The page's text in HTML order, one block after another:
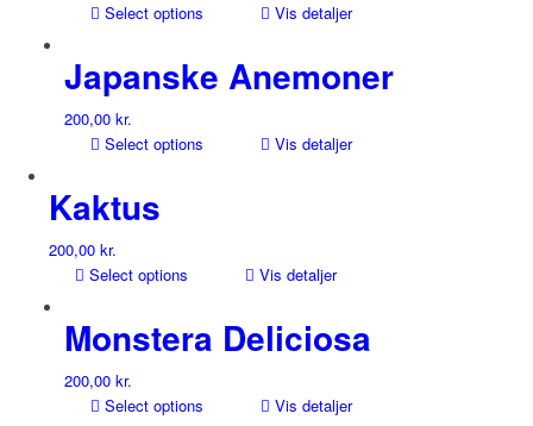
Select options
Vis detaljer
Japanske Anemoner
200,00 kr.
Select options
Vis detaljer
Kaktus
200,00 kr.
Select options
Vis detaljer
Monstera Deliciosa
200,00 kr.
Select options
Vis detaljer